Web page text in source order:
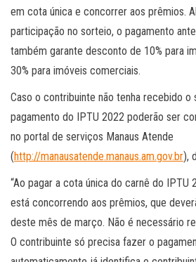
em cota única e concorrer aos prêmios.
participação no sorteio, o pagamento
também garante desconto de 10% para
30% para imóveis comerciais.
Caso o contribuinte não tenha recebido o
pagamento do IPTU 2022 poderão ser
no portal de serviços Manaus Atende
(http://manausatende.manaus.am.gov.br),
“Ao pagar a cota única do carnê do IPTU
está concorrendo aos prêmios, que
deste mês de março. Não é necessário
O contribuinte só precisa fazer o